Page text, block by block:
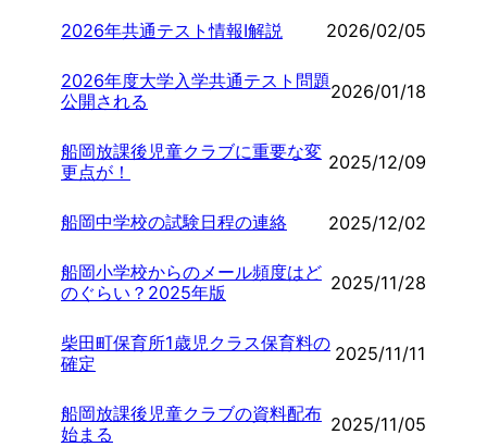
2026年共通テスト情報Ⅰ解説 2026/02/05
2026年度大学入学共通テスト問題
公開される
2026/01/18
船岡放課後児童クラブに重要な変
更点が！
2025/12/09
船岡中学校の試験日程の連絡 2025/12/02
船岡小学校からのメール頻度はど
のぐらい？2025年版
2025/11/28
柴田町保育所1歳児クラス保育料の
確定
2025/11/11
船岡放課後児童クラブの資料配布
始まる
2025/11/05